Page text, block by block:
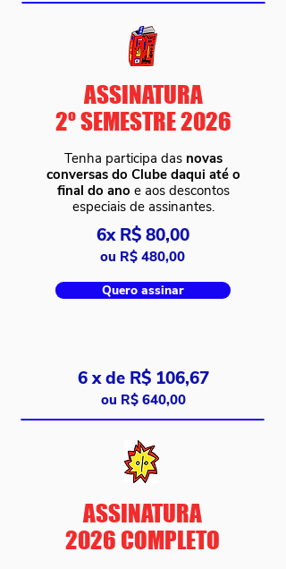
ASSINATURA
2º SEMESTRE 2026
Tenha participa das novas
conversas do Clube daqui até o
final do ano e aos descontos
especiais de assinantes.
6x R$ 80,00
ou R$ 480,00
Quero assinar
6 x de R$ 106,67
ou R$ 640,00
ASSINATURA
2026 COMPLETO